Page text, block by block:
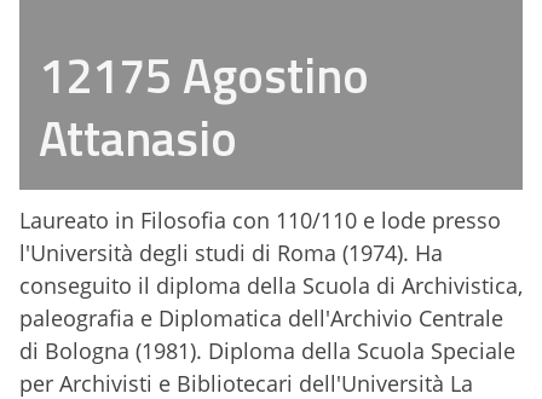
12175 Agostino
Attanasio
Laureato in Filosofia con 110/110 e lode presso
l'Università degli studi di Roma (1974). Ha
conseguito il diploma della Scuola di Archivistica,
paleografia e Diplomatica dell'Archivio Centrale
di Bologna (1981). Diploma della Scuola Speciale
per Archivisti e Bibliotecari dell'Università La